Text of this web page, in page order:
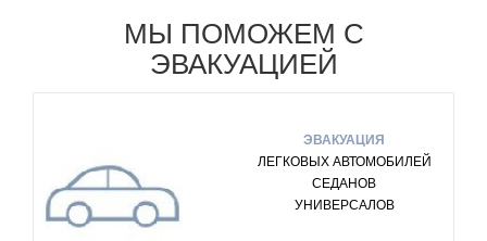
МЫ ПОМОЖЕМ С
ЭВАКУАЦИЕЙ
ЭВАКУАЦИЯ
ЛЕГКОВЫХ АВТОМОБИЛЕЙ
СЕДАНОВ
УНИВЕРСАЛОВ